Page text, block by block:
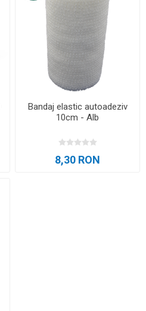
Bandaj elastic autoadeziv
10cm - Alb
8,30 RON